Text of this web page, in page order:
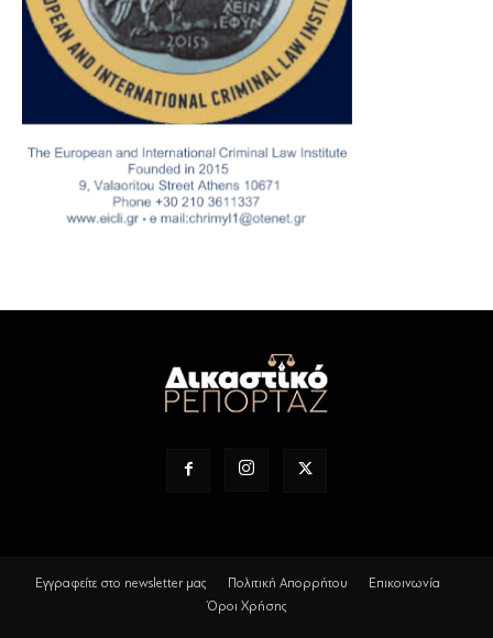
Εγγραφείτε στο newsletter μας Πολιτική Απορρήτου
Επικοινωνία
Όροι Χρήσης